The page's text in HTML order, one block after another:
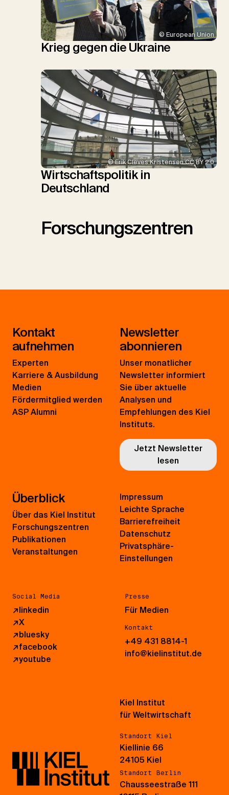
© European Union
Krieg gegen die Ukraine
© Erik Cleves Kristensen CC BY 2.0
Wirtschaftspolitik in
Deutschland
Forschungszentren
Kontakt
aufnehmen
Experten
Karriere & Ausbildung
Medien
Fördermitglied werden
ASP Alumni
Newsletter
abonnieren
Unser monatlicher
Newsletter informiert
Sie über aktuelle
Analysen und
Empfehlungen des Kiel
Instituts.
Jetzt Newsletter
lesen
Überblick
Über das Kiel Institut
Forschungszentren
Publikationen
Veranstaltungen
Social Media
↗linkedin
↗X
↗bluesky
↗facebook
↗youtube
Presse
Für Medien
Kontakt
+49 431 8814-1
info@kielinstitut.de
Impressum
Leichte Sprache
Barrierefreiheit
Datenschutz
Privatsphäre-
Einstellungen
Kiel Institut
für Weltwirtschaft
Standort Kiel
Kiellinie 66
24105 Kiel
Standort Berlin
Chausseestraße 111